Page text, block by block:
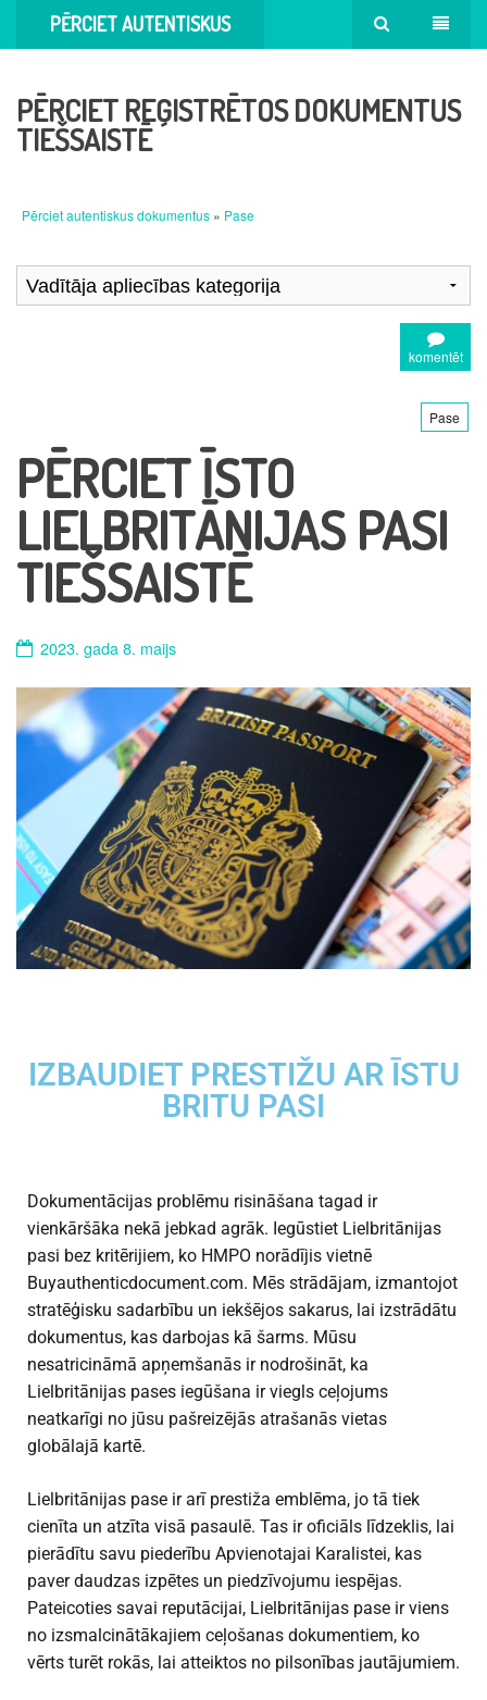
PĒRCIET AUTENTISKUS
PĒRCIET REĢISTRĒTOS DOKUMENTUS
TIEŠSAISTĒ
Pērciet autentiskus dokumentus » Pase
komentēt
Pase
PĒRCIET ĪSTO
LIELBRITĀNIJAS PASI
TIEŠSAISTĒ
2023. gada 8. maijs
IZBAUDIET PRESTIŽU AR ĪSTU
BRITU PASI
Dokumentācijas problēmu risināšana tagad ir
vienkāršāka nekā jebkad agrāk. Iegūstiet Lielbritānijas
pasi bez kritērijiem, ko HMPO norādījis vietnē
Buyauthenticdocument.com. Mēs strādājam, izmantojot
stratēģisku sadarbību un iekšējos sakarus, lai izstrādātu
dokumentus, kas darbojas kā šarms. Mūsu
nesatricināmā apņemšanās ir nodrošināt, ka
Lielbritānijas pases iegūšana ir viegls ceļojums
neatkarīgi no jūsu pašreizējās atrašanās vietas
globālajā kartē.
Lielbritānijas pase ir arī prestiža emblēma, jo tā tiek
cienīta un atzīta visā pasaulē. Tas ir oficiāls līdzeklis, lai
pierādītu savu piederību Apvienotajai Karalistei, kas
paver daudzas izpētes un piedzīvojumu iespējas.
Pateicoties savai reputācijai, Lielbritānijas pase ir viens
no izsmalcinātākajiem ceļošanas dokumentiem, ko
vērts turēt rokās, lai atteiktos no pilsonības jautājumiem.